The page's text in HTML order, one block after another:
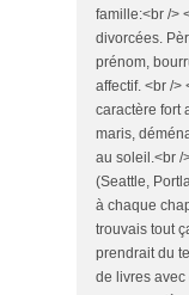
famille:<br />
divorcées.
prénom,
affectif. <br />
caractère fort
maris,
au soleil.<br /
(Seattle,
à chaque
trouvais tout
prendrait du
de livres